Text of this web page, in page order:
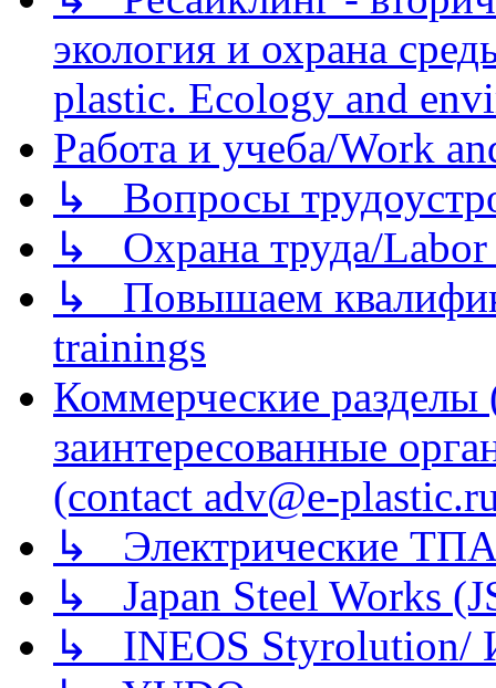
экология и охрана
plastic. Ecology and
Работа и учеба/Work
↳ Вопросы
↳ Охрана труда/Labor
↳ Повышаем
trainings
Коммерческие
заинтересованные
(contact adv@e-
↳ Электрические
↳ Japan Steel Works
↳ INEOS